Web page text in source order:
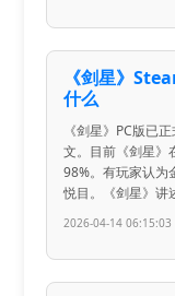
《剑星》
什么
《剑星》PC版已
文。目前《剑星》
98%。有玩家认为
悦目。《剑星》讲
2026-04-14 06:15:03